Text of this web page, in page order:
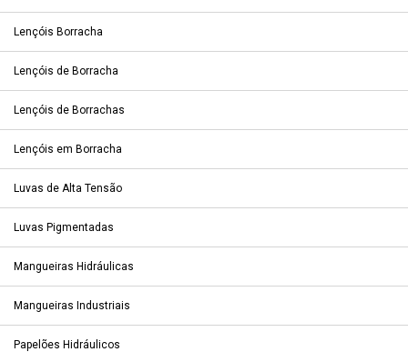
Lençóis Borracha
Lençóis de Borracha
Lençóis de Borrachas
Lençóis em Borracha
Luvas de Alta Tensão
Luvas Pigmentadas
Mangueiras Hidráulicas
Mangueiras Industriais
Papelões Hidráulicos